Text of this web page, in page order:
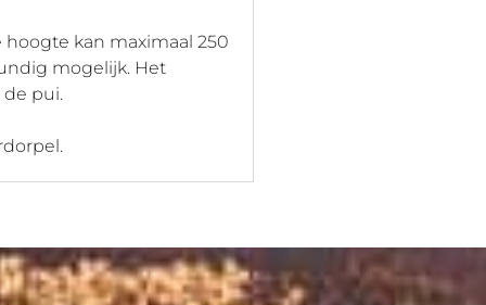
kan maximaal 250
mogelijk. Het
de pui.